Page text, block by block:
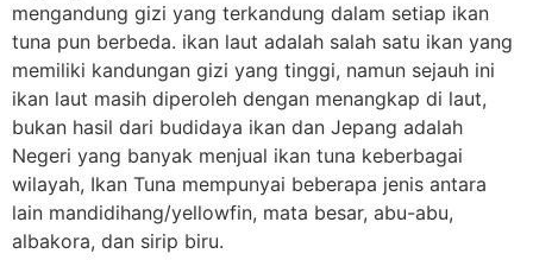
mengandung gizi yang terkandung dalam setiap ikan
tuna pun berbeda. ikan laut adalah salah satu ikan yang
memiliki kandungan gizi yang tinggi, namun sejauh ini
ikan laut masih diperoleh dengan menangkap di laut,
bukan hasil dari budidaya ikan dan Jepang adalah
Negeri yang banyak menjual ikan tuna keberbagai
wilayah, Ikan Tuna mempunyai beberapa jenis antara
lain mandidihang/yellowfin, mata besar, abu-abu,
albakora, dan sirip biru.